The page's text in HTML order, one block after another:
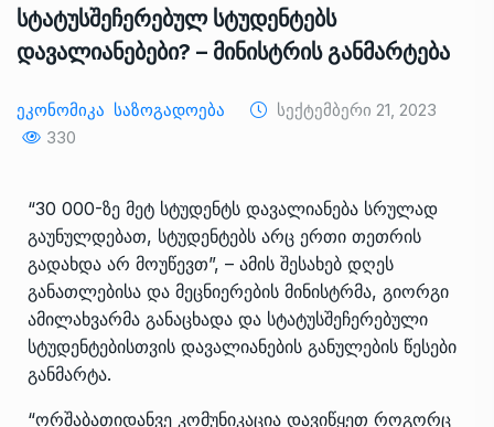
სტატუსშეჩერებულ სტუდენტებს
დავალიანებები? – მინისტრის განმარტება
Ეკონომიკა Საზოგადოება
Სექტემბერი 21, 2023
330
“30 000-ზე მეტ სტუდენტს დავალიანება სრულად
გაუნულდებათ, სტუდენტებს არც ერთი თეთრის
გადახდა არ მოუწევთ”, – ამის შესახებ დღეს
განათლებისა და მეცნიერების მინისტრმა, გიორგი
ამილახვარმა განაცხადა და სტატუსშეჩერებული
სტუდენტებისთვის დავალიანების განულების წესები
განმარტა.
“ორშაბათიდანვე კომუნიკაცია დავიწყეთ როგორც